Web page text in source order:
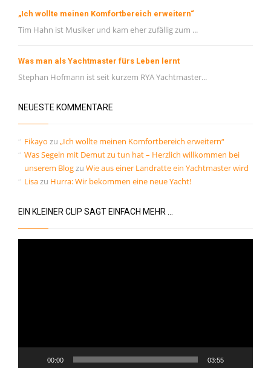
META
Registrieren
Anmelden
Eintrags-Feed
Kommentar-Feed
WordPress.org
„Ich wollte meinen Komfortbereich erweitern“
Tim Hahn ist Musiker und kam eher zufällig zum ...
Was man als Yachtmaster fürs Leben lernt
Stephan Hofmann ist seit kurzem RYA Yachtmaster...
NEUESTE KOMMENTARE
Fikayo zu „Ich wollte meinen Komfortbereich erweitern“
Was Segeln mit Demut zu tun hat – Herzlich willkommen bei
unserem Blogzu Wie aus einer Landratte ein Yachtmaster wird
Lisazu Hurra: Wir bekommen eine neue Yacht!
EIN KLEINER CLIP SAGT EINFACH MEHR …
00:00 03:55